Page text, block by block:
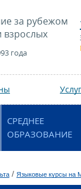
за рубежом
взрослых
года
СРЕДНЕЕ
ОБРАЗОВАНИЕ
/ Языковые курсы на